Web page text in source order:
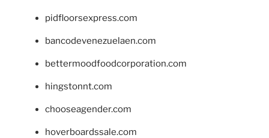
pidfloorsexpress.com
bancodevenezuelaen.com
bettermoodfoodcorporation.com
hingstonnt.com
chooseagender.com
hoverboardssale.com